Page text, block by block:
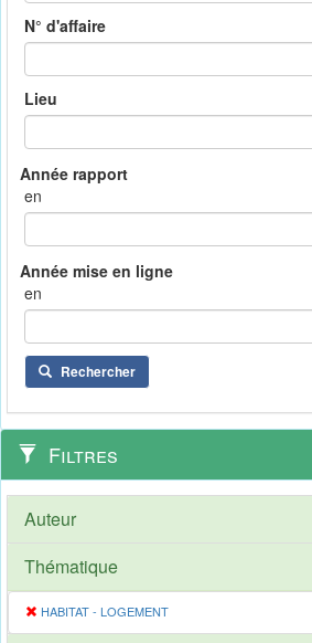
N° d'affaire
Lieu
en
en
Rechercher
Filtres
Auteur
Thématique
HABITAT - LOGEMENT